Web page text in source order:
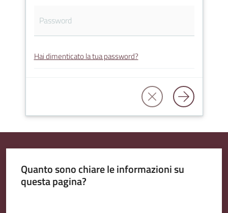
Amministrazione
Seguici
Hai dimenticato la tua password?
Quanto sono chiare le informazioni su
questa pagina?